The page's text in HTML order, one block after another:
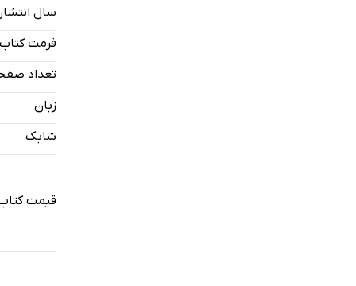
فصل 7: نمونه‌ای از ‌شبه‌علم: طب سنتی ایرانی
فصل 8: نمونه‌ای از شبه‌علم: هومیوپاتی
پسگفتار
نمایه
سال انتشار
فرمت کتاب
تعداد
زبان
شابک
قیمت